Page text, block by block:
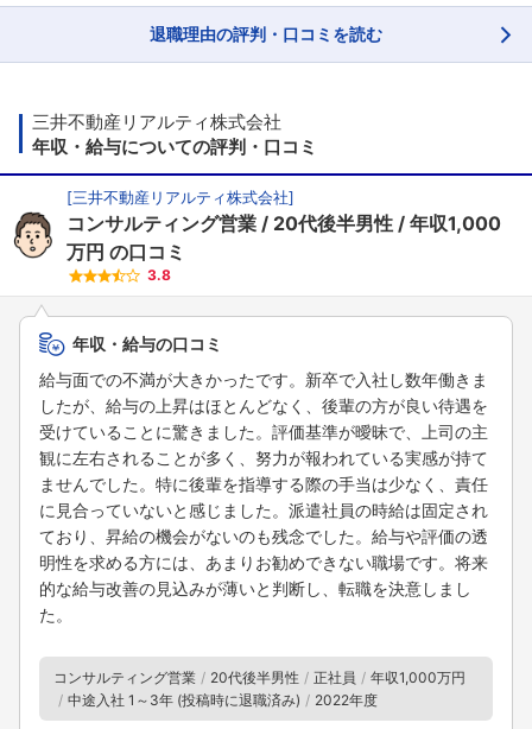
退職理由の評判・口コミを読む
三井不動産リアルティ株式会社
年収・給与についての評判・口コミ
[三井不動産リアルティ株式会社]
コンサルティング営業 20代後半男性
年収1,000
万円 の口コミ
3.8
年収・給与の口コミ
給与面での不満が大きかったです。新卒で入社し数年働きま
したが、給与の上昇はほとんどなく、後輩の方が良い待遇を
受けていることに驚きました。評価基準が曖昧で、上司の主
観に左右されることが多く、努力が報われている実感が持て
ませんでした。特に後輩を指導する際の手当は少なく、責任
に見合っていないと感じました。派遣社員の時給は固定され
ており、昇給の機会がないのも残念でした。給与や評価の透
明性を求める方には、あまりお勧めできない職場です。将来
的な給与改善の見込みが薄いと判断し、転職を決意しまし
た。
コンサルティング営業 20代後半男性 正社員
年収1,000万円
中途入社 1～3年 (投稿時に退職済み)
2022年度